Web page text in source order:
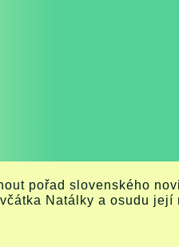
pořad slovenského
Natálky a osudu